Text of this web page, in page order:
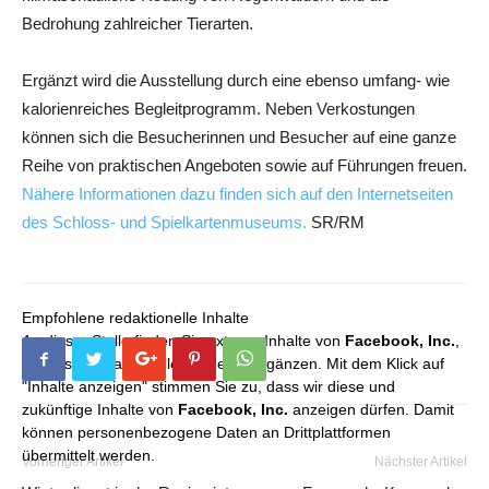
Bedrohung zahlreicher Tierarten.
Ergänzt wird die Ausstellung durch eine ebenso umfang- wie
kalorienreiches Begleitprogramm. Neben Verkostungen
können sich die Besucherinnen und Besucher auf eine ganze
Reihe von praktischen Angeboten sowie auf Führungen freuen.
Nähere Informationen dazu finden sich auf den Internetseiten
des Schloss- und Spielkartenmuseums. SR/RM
Empfohlene redaktionelle Inhalte
An dieser Stelle finden Sie externe Inhalte von Facebook, Inc.
die unser redaktionelles Angebot ergänzen. Mit dem Klick auf
"Inhalte anzeigen" stimmen Sie zu, dass wir diese und
zukünftige Inhalte von Facebook, Inc. anzeigen dürfen. Damit
können personenbezogene Daten an Drittplattformen
übermittelt werden.
Vorheriger Artikel Nächster Artikel